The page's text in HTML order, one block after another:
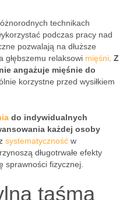
technikach
podczas pracy nad
pozwalają na dłuższe
głębszemu relaksowi mięśni Z
angażuje mięśnie do
korzystne przed wysiłkiem
do indywidualnych
każdej osoby
systematyczność w
długotrwałe efekty
sprawności fizycznej.
taśma